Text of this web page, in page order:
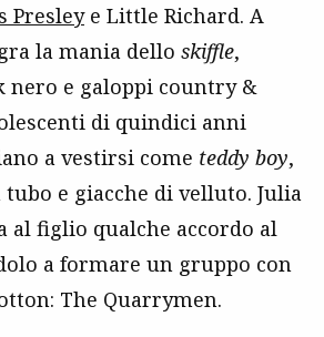
Presleye Little Richard. A
la mania dello skiffle,
e galoppi country &
di quindici anni
a vestirsi come teddy boy,
e giacche di velluto. Julia
al figlio qualche accordo al
a formare un gruppo con
The Quarrymen.